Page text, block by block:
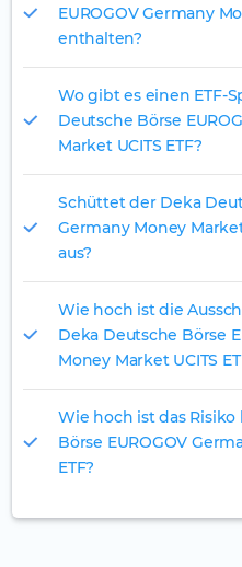
EUROGOV Germany
enthalten?
Wo gibt es einen ETF-
Deutsche Börse
Market UCITS ETF?
Schüttet der Deka
Germany Money
aus?
Wie hoch ist die
Deka Deutsche Börse
Money Market UCITS
Wie hoch ist das
Börse EUROGOV
ETF?